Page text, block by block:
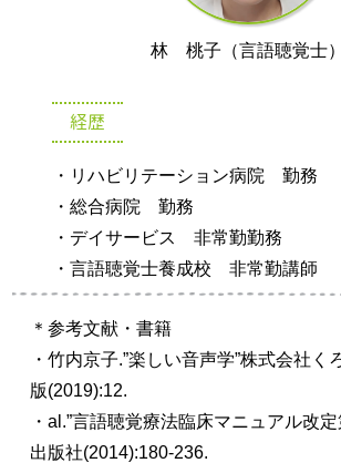
林 桃子（言語聴覚士）
経歴
・リハビリテーション病院 勤務
・総合病院 勤務
・デイサービス 非常勤勤務
・言語聴覚士養成校 非常勤講師
＊参考文献・書籍
・竹内京子.”楽しい音声学”株式会社く
版(2019):12.
・al.”言語聴覚療法臨床マニュアル改
出版社(2014):180-236.